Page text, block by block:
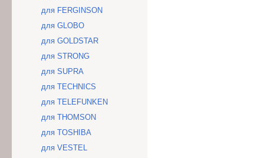
для FERGINSON
для GLOBO
для GOLDSTAR
для STRONG
для SUPRA
для TECHNICS
для TELEFUNKEN
для THOMSON
для TOSHIBA
для VESTEL